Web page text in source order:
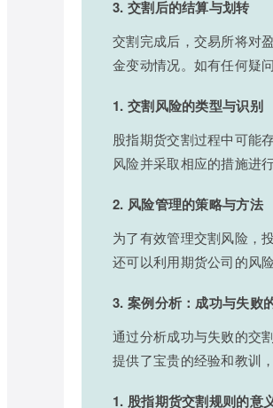
3. 交割后的结算与划转
交割完成后，交易所将对
金变动情况。如有任何疑
1. 交割风险的类型与识别
股指期货交割过程中可能
风险并采取相应的措施进行
2. 风险管理的策略与方法
为了有效管理交割风险，
还可以利用期货公司的风
3. 案例分析：成功与失败
通过分析成功与失败的交
提供了宝贵的经验和教训
1. 股指期货交割规则的意